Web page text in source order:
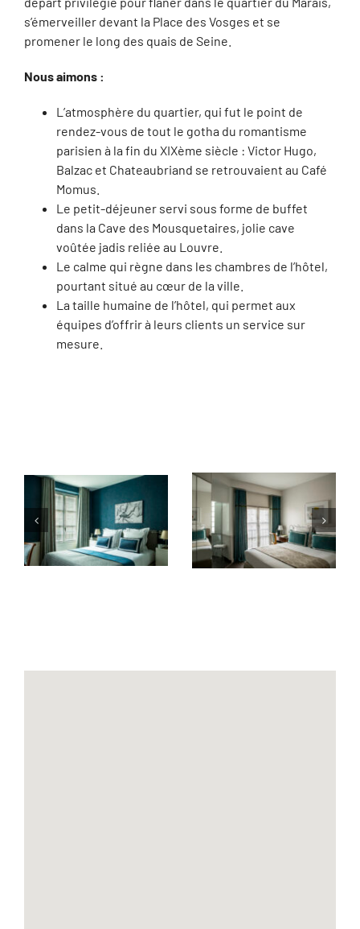
s’émerveiller devant la Place des Vosges et se
promener le long des quais de Seine.
Nous aimons :
L’atmosphère du quartier, qui fut le point de
rendez-vous de tout le gotha du romantisme
parisien à la fin du XIXème siècle : Victor Hugo,
Balzac et Chateaubriand se retrouvaient au Café
Momus.
Le petit-déjeuner servi sous forme de buffet
dans la Cave des Mousquetaires, jolie cave
voûtée jadis reliée au Louvre.
Le calme qui règne dans les chambres de l’hôtel,
pourtant situé au cœur de la ville.
La taille humaine de l’hôtel, qui permet aux
équipes d’offrir à leurs clients un service sur
mesure.